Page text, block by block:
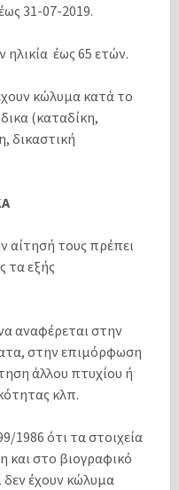
31-07-2019.
ηλικία έως 65 ετών.
κώλυμα κατά το
(καταδίκη,
δικαστική
αίτησή τους πρέπει
τα εξής
αναφέρεται στην
στην επιμόρφωση
άλλου πτυχίου ή
κλπ.
1986 ότι τα στοιχεία
και στο βιογραφικό
δεν έχουν κώλυμα